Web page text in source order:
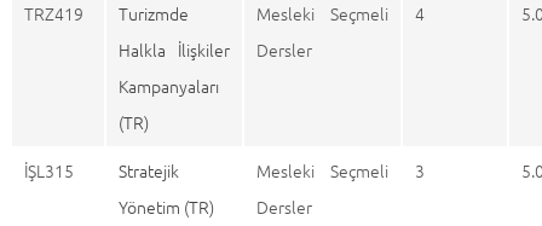
TRZ419
Turizmde
Halkla İlişkiler
Kampanyaları
(TR)
Mesleki Seçmeli
Dersler
4
İŞL315
Stratejik
Yönetim (TR)
Mesleki Seçmeli
Dersler
3